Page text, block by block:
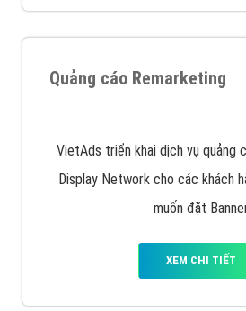
Quảng cáo Remarketing
VietAds triển khai dịch vụ quảng
Display Network cho các khách
muốn đặt
XEM CHI TIẾT